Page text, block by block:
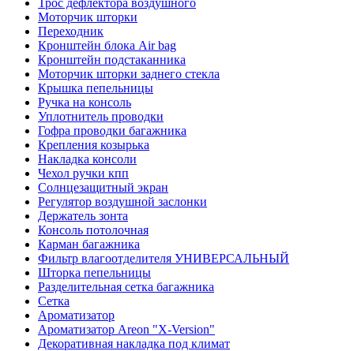
Моторчик шторки
Переходник
Кронштейн блока Air bag
Кронштейн подстаканника
Моторчик шторки заднего стекла
Крышка пепельницы
Ручка на консоль
Уплотнитель проводки
Гофра проводки багажника
Крепления козырька
Накладка консоли
Чехол ручки кпп
Солнцезащитный экран
Регулятор воздушной заслонки
Держатель зонта
Консоль потолочная
Карман багажника
Фильтр влагоотделителя УНИВЕРСАЛЬНЫЙ
Шторка пепельницы
Разделительная сетка багажника
Сетка
Ароматизатор
Ароматизатор Areon "X-Version"
Декоративная накладка под климат